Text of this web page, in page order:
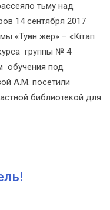
тьму над
14 сентября 2017
«Туған жер» – «Кітап
группы № 4
обучения под
А.М. посетили
библиотекой для